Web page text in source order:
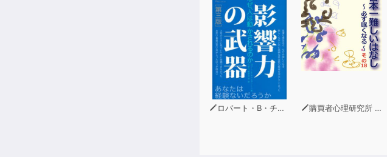
ロバート・B・チャルディーニ 購買者心理研究所 株式会社モデンナ 顧問 青木幹和